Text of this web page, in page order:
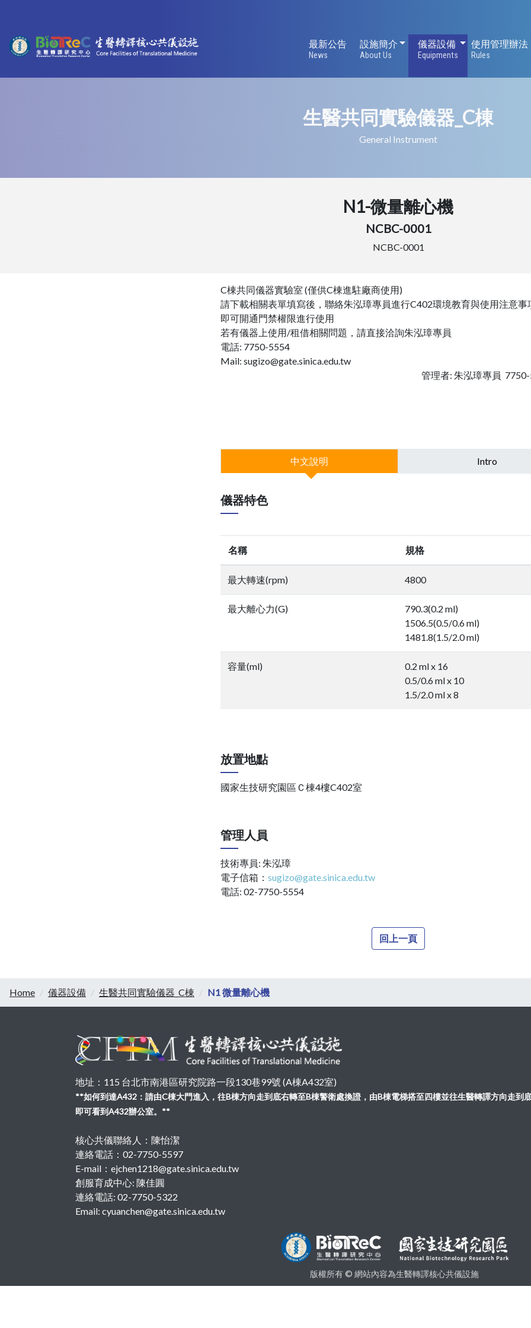
最新公告
News
設施簡介
About Us
設施簡介儀器設備
Equipments
儀器設備
使用管理辦法
Rules
生醫共同實驗儀器_C棟
General Instrument
N1-微量離心機
NCBC-0001
NCBC-0001
C棟共同儀器實驗室 (僅供C棟進駐廠商使用)
請下載相關表單填寫後，聯絡朱泓璋專員進行C402環境教育與使用注意事
即可開通門禁權限進行使用
若有儀器上使用/租借相關問題，請直接洽詢朱泓璋專員
電話: 7750-5554
Mail: sugizo@gate.sinica.edu.tw
管理者: 朱泓璋專員 7750-
中文說明 Intro
儀器特色
名稱 規格
最大轉速(rpm) 4800
最大離心力(G)
790.3(0.2 ml)
1506.5(0.5/0.6 ml)
1481.8(1.5/2.0 ml)
容量(ml)
0.2 ml x 16
0.5/0.6 ml x 10
1.5/2.0 ml x 8
放置地點
國家生技研究園區Ｃ棟4樓C402室
管理人員
技術專員: 朱泓璋
電子信箱： sugizo@gate.sinica.edu.tw
電話: 02-7750-5554
回上一頁
Home 儀器設備 生醫共同實驗儀器_C棟 N1 微量離心機
地址：115 台北市南港區研究院路一段130巷99號 (A棟A432室)
**如何到達A432：請由C棟大門進入，往B棟方向走到底右轉至B棟警衛處換證，由B棟電梯搭至四樓並往生醫轉譯方向走到
即可看到A432辦公室。**
核心共儀聯絡人：陳怡潔
連絡電話：02-7750-5597
E-mail：ejchen1218@gate.sinica.edu.tw
創服育成中心: 陳佳圓
連絡電話: 02-7750-5322
Email: cyuanchen@gate.sinica.edu.tw
版權所有 © 網站內容為生醫轉譯核心共儀設施